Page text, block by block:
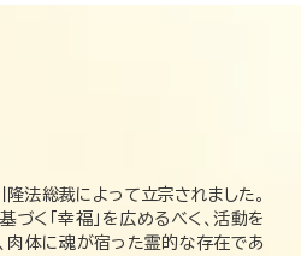
法総裁によって立宗されました。
く「幸福」を広めるべく、活動を
肉体に魂が宿った霊的な存在であ